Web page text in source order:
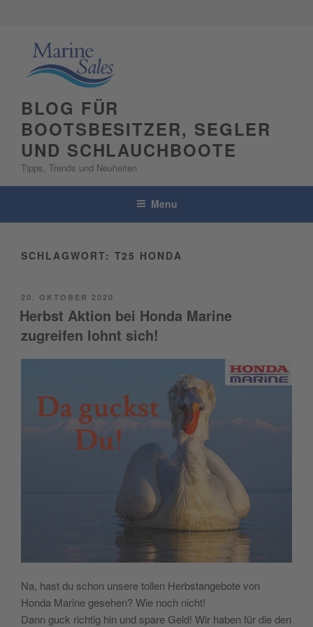
BLOG FÜR
BOOTSBESITZER, SEGLER
UND SCHLAUCHBOOTE
Tipps, Trends und Neuheiten
Menu
SCHLAGWORT: T25 HONDA
POSTED
ON
20. OKTOBER 2020
Herbst Aktion bei Honda Marine
zugreifen lohnt sich!
Na, hast du schon unsere tollen Herbstangebote von
Honda Marine gesehen? Wie noch nicht!
Dann guck richtig hin und spare Geld! Wir haben für die den